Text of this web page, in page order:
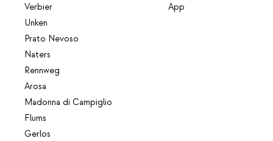
Verbier
Unken
Prato Nevoso
Naters
Rennweg
Arosa
Madonna di Campiglio
Flums
Gerlos
App